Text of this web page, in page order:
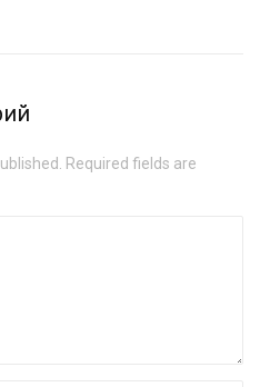
Required fields are